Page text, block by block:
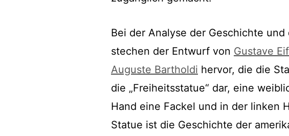
Bei der Analyse der Geschichte
stechen der Entwurf von Gustave
Auguste Bartholdi hervor, die die
die „Freiheitsstatue“ dar, eine
Hand eine Fackel und in der linken
Statue ist die Geschichte der